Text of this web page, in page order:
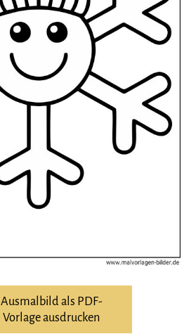
Ausmalbild als PDF-
Vorlage ausdrucken